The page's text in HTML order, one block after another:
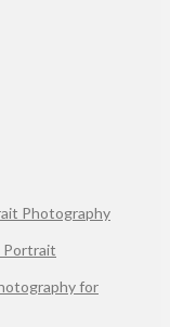
Photography
Portrait
for